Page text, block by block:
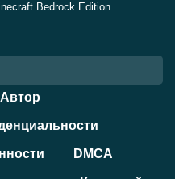
Bedrock Edition
Автор
DMCA